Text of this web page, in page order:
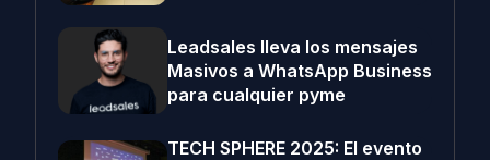
Leadsales lleva los mensajes
Masivos a WhatsApp Business
para cualquier pyme
TECH SPHERE 2025: El evento